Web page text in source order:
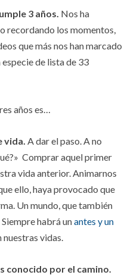
3 años. Nos ha
recordando los momentos,
que más nos han marcado
especie de lista de 33
años es…
vida. A dar el paso. A no
Comprar aquel primer
vida anterior. Animarnos
ello, haya provocado que
Un mundo, que también
habrá unantes y un
nuestras vidas.
conocido por el camino.